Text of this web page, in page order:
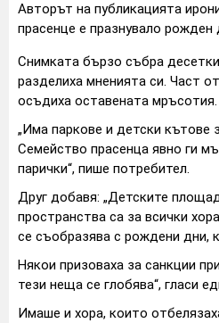
Авторът на публикацията
прасенце е празнувало рожден
Снимката бързо събра
разделиха мненията си. Част
осъдиха оставената мръсотия.
„Има паркове и детски кътове
Семейство прасенца явно ги
парички“, пише потребител.
Друг добавя: „Детските
пространства са за всички
се съобразява с рождени дни,
Някои призоваха за санкции
тези неща се глобява“, гласи
Имаше и хора, които